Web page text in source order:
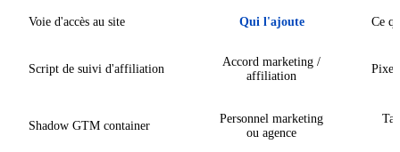
Voie d'accès au site Qui l'ajoute Ce
Script de suivi d'affiliation
Accord marketing /
affiliation
Pixel
Shadow GTM container
Personnel marketing
ou agence